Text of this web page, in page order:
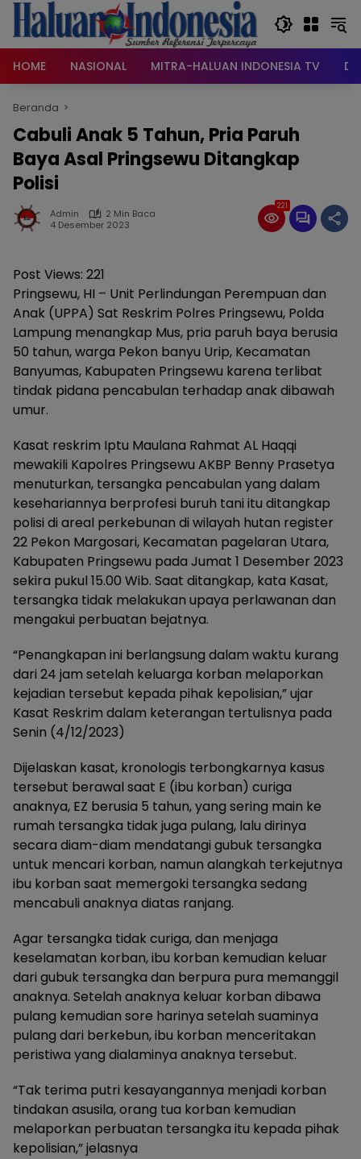
Langsung
konten
HOME
NASIONAL MITRA-HALUAN INDONESIA TV
Beranda
Cabuli Anak 5 Tahun, Pria Paruh
Baya Asal Pringsewu Ditangkap
Polisi
Admin
2 Min Baca
4 Desember 2023
221
Post Views: 221
Pringsewu, HI – Unit Perlindungan Perempuan dan
Anak (UPPA) Sat Reskrim Polres Pringsewu, Polda
Lampung menangkap Mus, pria paruh baya berusia
50 tahun, warga Pekon banyu Urip, Kecamatan
Banyumas, Kabupaten Pringsewu karena terlibat
tindak pidana pencabulan terhadap anak dibawah
umur.
Kasat reskrim Iptu Maulana Rahmat AL Haqqi
mewakili Kapolres Pringsewu AKBP Benny Prasetya
menuturkan, tersangka pencabulan yang dalam
kesehariannya berprofesi buruh tani itu ditangkap
polisi di areal perkebunan di wilayah hutan register
22 Pekon Margosari, Kecamatan pagelaran Utara,
Kabupaten Pringsewu pada Jumat 1 Desember 2023
sekira pukul 15.00 Wib. Saat ditangkap, kata Kasat,
tersangka tidak melakukan upaya perlawanan dan
mengakui perbuatan bejatnya.
“Penangkapan ini berlangsung dalam waktu kurang
dari 24 jam setelah keluarga korban melaporkan
kejadian tersebut kepada pihak kepolisian,” ujar
Kasat Reskrim dalam keterangan tertulisnya pada
Senin (4/12/2023)
Dijelaskan kasat, kronologis terbongkarnya kasus
tersebut berawal saat E (ibu korban) curiga
anaknya, EZ berusia 5 tahun, yang sering main ke
rumah tersangka tidak juga pulang, lalu dirinya
secara diam-diam mendatangi gubuk tersangka
untuk mencari korban, namun alangkah terkejutnya
ibu korban saat memergoki tersangka sedang
mencabuli anaknya diatas ranjang.
Agar tersangka tidak curiga, dan menjaga
keselamatan korban, ibu korban kemudian keluar
dari gubuk tersangka dan berpura pura memanggil
anaknya. Setelah anaknya keluar korban dibawa
pulang kemudian sore harinya setelah suaminya
pulang dari berkebun, ibu korban menceritakan
peristiwa yang dialaminya anaknya tersebut.
“Tak terima putri kesayangannya menjadi korban
tindakan asusila, orang tua korban kemudian
melaporkan perbuatan tersangka itu kepada pihak
kepolisian,” jelasnya